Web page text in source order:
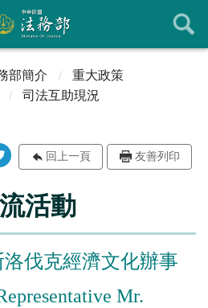
部簡介
重大政策
司法互助現況
回上一頁 友善列印
活動
洛伐克經濟文化辦事
Mr.